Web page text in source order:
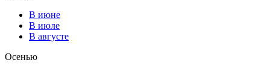
В июне
В июле
В августе
Осенью